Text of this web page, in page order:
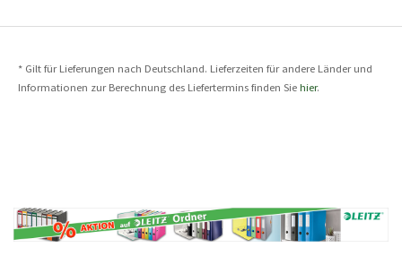
* Gilt für Lieferungen nach Deutschland. Lieferzeiten für andere Länder und
Informationen zur Berechnung des Liefertermins finden Siehier.